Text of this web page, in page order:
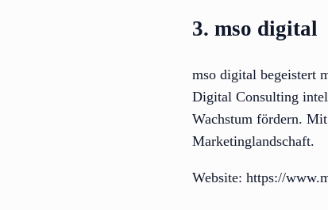
3. mso digital
mso digital begeistert
Digital Consulting
Wachstum fördern.
Marketinglandschaft.
Website: https://